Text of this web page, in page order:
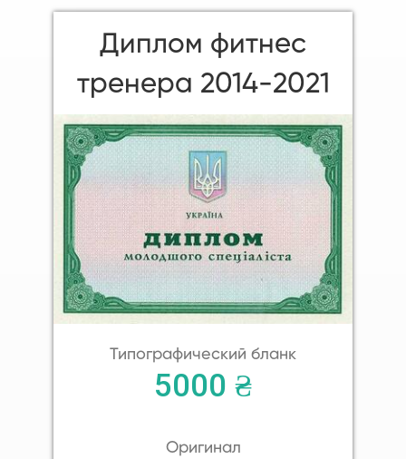
Диплом фитнес
тренера 2014-2021
Типографический бланк
5000 ₴
Оригинал